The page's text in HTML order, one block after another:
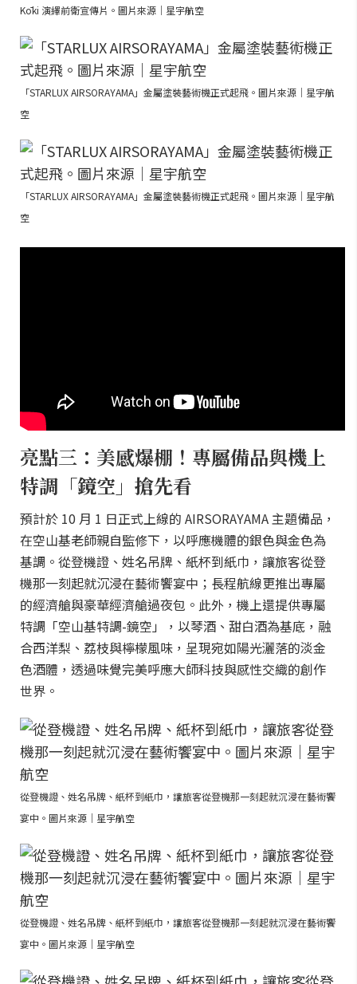
Kōki 演繹前衛宣傳片。圖片來源｜星宇航空
「STARLUX AIRSORAYAMA」金屬塗裝藝術機正式起飛。圖片來源｜星宇航
空
「STARLUX AIRSORAYAMA」金屬塗裝藝術機正式起飛。圖片來源｜星宇航
空
亮點三：美感爆棚！專屬備品與機上
特調「鏡空」搶先看
預計於 10 月 1 日正式上線的 AIRSORAYAMA 主題備品，
在空山基老師親自監修下，以呼應機體的銀色與金色為
基調。從登機證、姓名吊牌、紙杯到紙巾，讓旅客從登
機那一刻起就沉浸在藝術饗宴中；長程航線更推出專屬
的經濟艙與豪華經濟艙過夜包。此外，機上還提供專屬
特調「空山基特調-鏡空」，以琴酒、甜白酒為基底，融
合西洋梨、荔枝與檸檬風味，呈現宛如陽光灑落的淡金
色酒體，透過味覺完美呼應大師科技與感性交織的創作
世界。
從登機證、姓名吊牌、紙杯到紙巾，讓旅客從登機那一刻起就沉浸在藝術饗
宴中。圖片來源｜星宇航空
從登機證、姓名吊牌、紙杯到紙巾，讓旅客從登機那一刻起就沉浸在藝術饗
宴中。圖片來源｜星宇航空